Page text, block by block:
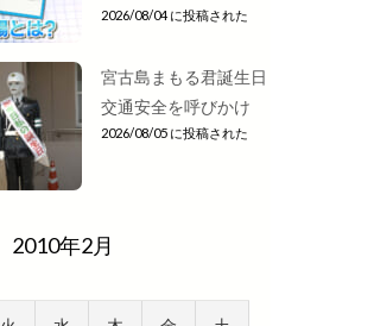
2026/08/04 に投稿された
宮古島まもる君誕生日
交通安全を呼びかけ
2026/08/05 に投稿された
2010年2月